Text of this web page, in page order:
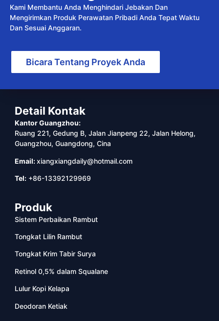
Kami Membantu Anda Menghindari Jebakan Dan
Mengirimkan Produk Perawatan Pribadi Anda Tepat Waktu
Dan Sesuai Anggaran.
Bicara Tentang Proyek Anda
Detail Kontak
Kantor Guangzhou:
Ruang 221, Gedung B, Jalan Jianpeng 22, Jalan Helong,
Guangzhou, Guangdong, Cina
Email:xiangxiangdaily@hotmail.com
Tel: +86-13392129969
Produk
Sistem Perbaikan Rambut
Tongkat Lilin Rambut
Tongkat Krim Tabir Surya
Retinol 0,5% dalam Squalane
Lulur Kopi Kelapa
Deodoran Ketiak